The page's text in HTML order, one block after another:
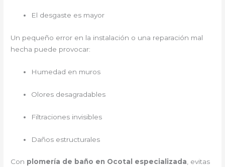
El desgaste es mayor
Un pequeño error en la instalación o una reparación mal
hecha puede provocar:
Humedad en muros
Olores desagradables
Filtraciones invisibles
Daños estructurales
Con plomería de baño en Ocotal especializada, evitas